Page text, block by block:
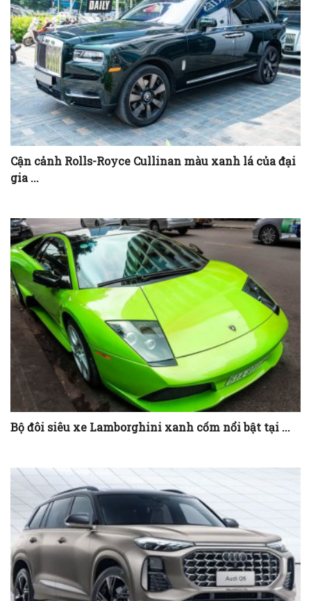
Cận cảnh Rolls-Royce Cullinan màu xanh lá của đại
gia ...
Bộ đôi siêu xe Lamborghini xanh cốm nổi bật tại ...